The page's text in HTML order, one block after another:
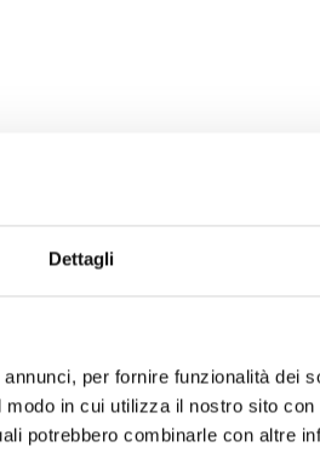
Dettagli
per fornire funzionalità dei
in cui utilizza il nostro sito
potrebbero combinarle con altre
nel campo della